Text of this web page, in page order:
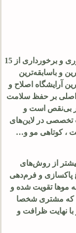
با مدیریت خانم سپیده نوری و برخورداری از 15
و باسابقه‌ترین
آرایشگاه اصلاح و
اصلی بر حفظ سلامت
بی‌نقص است و
تخصصی در لاین‌های
، کوتاهی مو و…
از روش‌های
پاکسازی و فرم‌دهی
موها تقویت شده و
که مشتری شخصا
با نهایت ظرافت و